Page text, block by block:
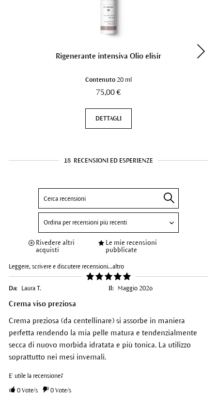
Rigenerante intensiva Olio elisir
Contenuto 20 ml
75,00 €
DETTAGLI
18 RECENSIONI ED ESPERIENZE
Rivedere altri
acquisti
Le mie recensioni
pubblicate
Leggere, scrivere e discutere recensioni...altro
Da: Laura T. Il: Maggio 2026
Crema viso preziosa
Crema preziosa (da centellinare) si assorbe in maniera
perfetta rendendo la mia pelle matura e tendenzialmente
secca di nuovo morbida idratata e più tonica. La utilizzo
soprattutto nei mesi invernali.
E' utile la recensione?
0Vote/s 0Vote/s